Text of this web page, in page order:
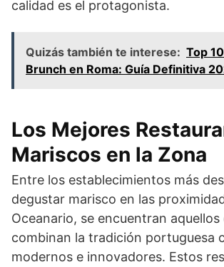
calidad es el protagonista.
Quizás también te interese: Top
Brunch en Roma: Guía Definitiva
Los Mejores
Mariscos en la Zona
Entre los establecimientos más
degustar marisco en las
Oceanario, se encuentran aquellos
combinan la tradición portuguesa
modernos e innovadores. Estos